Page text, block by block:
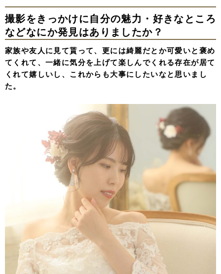
撮影をきっかけに自分の魅力・好きなところ
などなにか発見はありましたか？
家族や友人に見て貰って、更には綺麗だとか可愛いと褒め
てくれて、一緒に気分を上げて楽しんでくれる存在が居て
くれて嬉しいし、これからも大事にしたいなと思いまし
た。